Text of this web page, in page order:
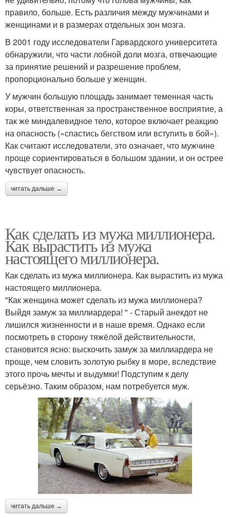
правило, больше. Есть различия между мужчинами и
женщинами и в размерах отдельных зон мозга.
В 2001 году исследователи Гарвардского университета
обнаружили, что части лобной доли мозга, отвечающие
за принятие решений и разрешение проблем,
пропорционально больше у женщин.
У мужчин большую площадь занимает теменная часть
коры, ответственная за пространственное восприятие, а
так же миндалевидное тело, которое включает реакцию
на опасность («спастись бегством или вступить в бой»).
Как считают исследователи, это означает, что мужчине
проще сориентироваться в большом здании, и он острее
чувствует опасность.
читать дальше →
Как сделать из мужа миллионера.
Как вырастить из мужа
настоящего миллионера.
Как сделать из мужа миллионера. Как вырастить из мужа
настоящего миллионера.
"Как женщина может сделать из мужа миллионера?
Выйдя замуж за миллиардера! " - Старый анекдот не
лишился жизненности и в наше время. Однако если
посмотреть в сторону тяжёлой действительности,
становится ясно: выскочить замуж за миллиардера не
проще, чем словить золотую рыбку в море, вследствие
этого прочь мечты и выдумки! Подступим к делу
серьёзно. Таким образом, нам потребуется муж.
читать дальше →